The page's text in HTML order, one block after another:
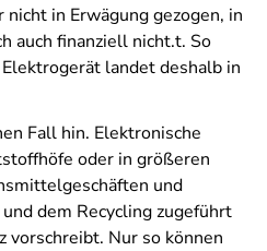
in Erwägung gezogen, in
auch finanziell nicht.t. So
landet deshalb in
Fall hin. Elektronische
oder in größeren
und
dem Recycling zugeführt
vorschreibt. Nur so können